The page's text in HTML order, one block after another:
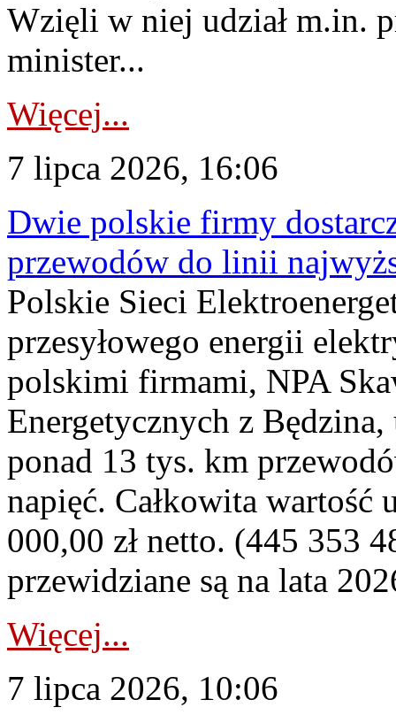
Wzięli w niej udział m.in.
minister...
Więcej...
7 lipca 2026, 16:06
Dwie polskie firmy
przewodów do linii
Polskie Sieci
przesyłowego energii
polskimi firmami, NPA
Energetycznych z
ponad 13 tys. km
napięć. Całkowita
000,00 zł netto. (445 353
przewidziane są na lata
Więcej...
7 lipca 2026, 10:06